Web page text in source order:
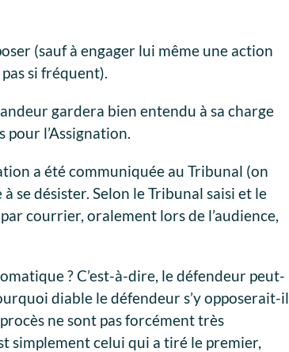
(sauf à engager lui même une action
si fréquent).
gardera bien entendu à sa charge
pour l’Assignation.
a été communiquée au Tribunal (on
à se désister. Selon le Tribunal saisi et le
courrier, oralement lors de l’audience,
? C’est-à-dire, le défendeur peut-
diable le défendeur s’y opposerait-il
ne sont pas forcément très
simplement celui qui a tiré le premier,